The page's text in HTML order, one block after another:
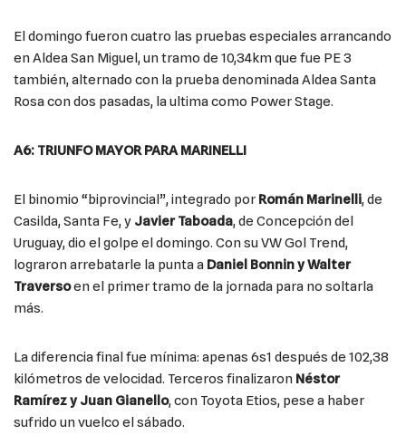
El domingo fueron cuatro las pruebas especiales arrancando
en Aldea San Miguel, un tramo de 10,34km que fue PE 3
también, alternado con la prueba denominada Aldea Santa
Rosa con dos pasadas, la ultima como Power Stage.
A6: TRIUNFO MAYOR PARA MARINELLI
El binomio “biprovincial”, integrado por Román Marinelli, de
Casilda, Santa Fe, y Javier Taboada, de Concepción del
Uruguay, dio el golpe el domingo. Con su VW Gol Trend,
lograron arrebatarle la punta a Daniel Bonnin y Walter
Traversoen el primer tramo de la jornada para no soltarla
más.
La diferencia final fue mínima: apenas 6s1 después de 102,38
kilómetros de velocidad. Terceros finalizaron Néstor
Ramírez y Juan Gianello, con Toyota Etios, pese a haber
sufrido un vuelco el sábado.